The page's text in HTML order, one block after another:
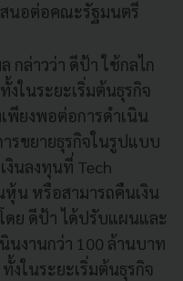
นอต่อคณะรัฐมนตรี
ล่าวว่า ดีป้า ใช้กลไก
ในระยะเริ่มต้นธุรกิจ
พียงพอต่อการดำเนิน
รขยายธุรกิจในรูปแบบ
นลงทุนที่ Tech
น หรือสามารถคืนเงิน
ดย ดีป้า ได้ปรับแผนและ
นงานกว่า 100 ล้านบาท
งในระยะเริ่มต้นธุรกิจ